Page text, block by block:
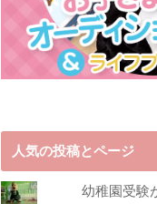
人気の投稿とページ
幼稚園受験